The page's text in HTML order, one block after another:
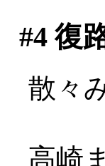
#4復
散々
高崎